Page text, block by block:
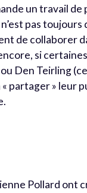
un travail de
pas toujours
de collaborer
si
Den Teirling
partager » leur
Pollard ont